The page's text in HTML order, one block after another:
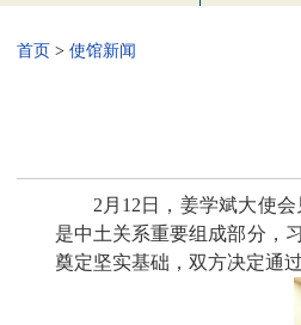
首页 > 使馆新闻
2月 12 日，姜学斌大使
是中土关系重要组成部分，
奠定坚实基础 ， 双方决定通